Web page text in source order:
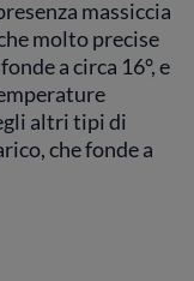
massiccia
molto precise
a circa 16°, e
altri tipi di
che fonde a